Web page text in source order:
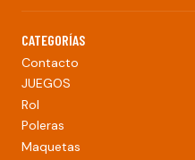
CATEGORÍAS
Contacto
JUEGOS
Rol
Poleras
Maquetas